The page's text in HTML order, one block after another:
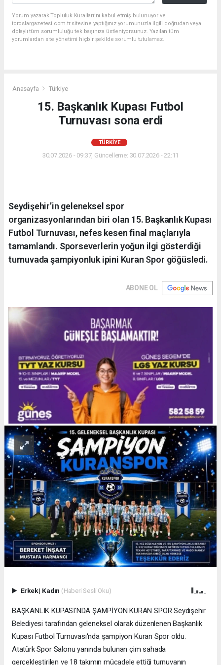
Yorum yazarak Topluluk Kuralları’nı kabul etmiş bulunuyor ve
toroslargazetesi.com.tr sitesine yaptığınız yorumunuzla ilgili doğrudan veya
dolaylı tüm sorumluluğu tek başınıza üstleniyorsunuz. Yazılan tüm
yorumlardan site yönetimi hiçbir şekilde sorumlu tutulamaz.
Anasayfa Türkiye
15. Başkanlık Kupası Futbol
Turnuvası sona erdi
TÜRKIYE
30.07.2026 - 09:37, Güncelleme: 30.07.2026 - 22:11
Seydişehir’in geleneksel spor
organizasyonlarından biri olan 15. Başkanlık Kupası
Futbol Turnuvası, nefes kesen final maçlarıyla
tamamlandı. Sporseverlerin yoğun ilgi gösterdiği
turnuvada şampiyonluk ipini Kuran Spor göğüsledi.
ABONE OL
Erkek| Kadın (Haberi Sesli Oku)
BAŞKANLIK KUPASI'NDA ŞAMPİYON KURAN SPOR Seydişehir
Belediyesi tarafından geleneksel olarak düzenlenen Başkanlık
Kupası Futbol Turnuvası'nda şampiyon Kuran Spor oldu.
Atatürk Spor Salonu yanında bulunan çim sahada
gerçekleştirilen ve 18 takımın mücadele ettiği turnuvanın